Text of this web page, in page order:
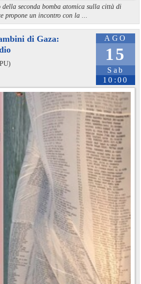
seconda bomba atomica sulla città di
propone un incontro con la ...
AGO
15
Sab
10:00
di Gaza: